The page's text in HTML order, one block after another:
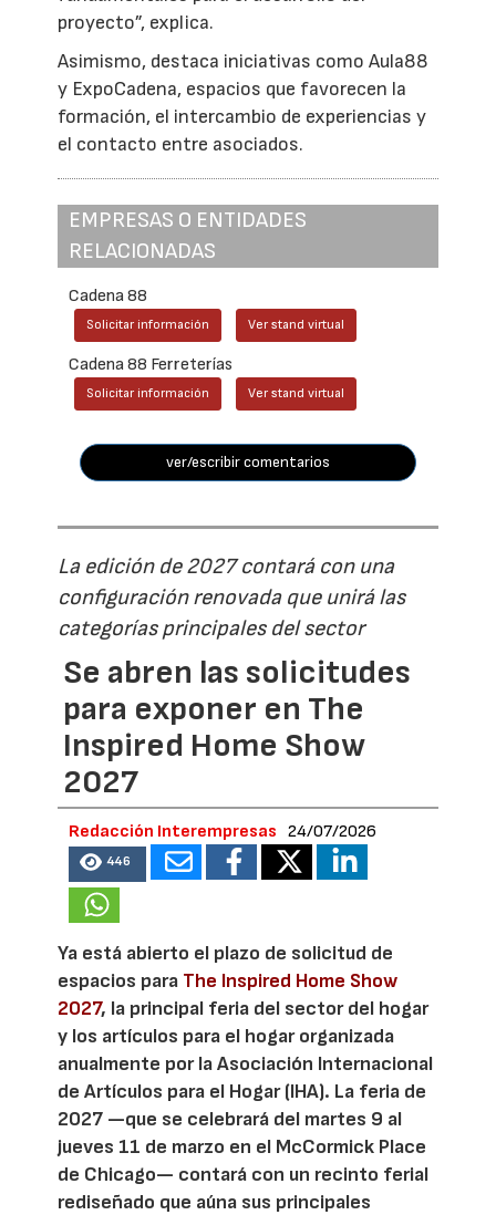
proyecto”, explica.
Asimismo, destaca iniciativas como Aula88
y ExpoCadena, espacios que favorecen la
formación, el intercambio de experiencias y
el contacto entre asociados.
EMPRESAS O ENTIDADES
RELACIONADAS
Cadena 88
Solicitar información Ver stand virtual
Cadena 88 Ferreterías
Solicitar información Ver stand virtual
ver/escribir comentarios
La edición de 2027 contará con una
configuración renovada que unirá las
categorías principales del sector
Se abren las solicitudes
para exponer en The
Inspired Home Show
2027
Redacción Interempresas 24/07/2026
446
Ya está abierto el plazo de solicitud de
espacios para The Inspired Home Show
2027, la principal feria del sector del hogar
y los artículos para el hogar organizada
anualmente por la Asociación Internacional
de Artículos para el Hogar (IHA). La feria de
2027 —que se celebrará del martes 9 al
jueves 11 de marzo en el McCormick Place
de Chicago— contará con un recinto ferial
rediseñado que aúna sus principales